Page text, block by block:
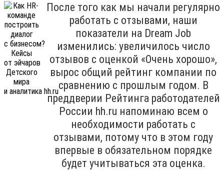
После того как мы начали регулярно
работать с отзывами, наши
показатели на Dream Job
изменились: увеличилось число
отзывов с оценкой «Очень хорошо»,
вырос общий рейтинг компании по
сравнению с прошлым годом. В
преддверии Рейтинга работодателей
России hh.ru напоминаю всем о
необходимости работать с
отзывами, потому что в этом году
впервые в обязательном порядке
будет учитываться эта оценка.